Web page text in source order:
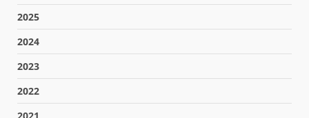
2025
2024
2023
2022